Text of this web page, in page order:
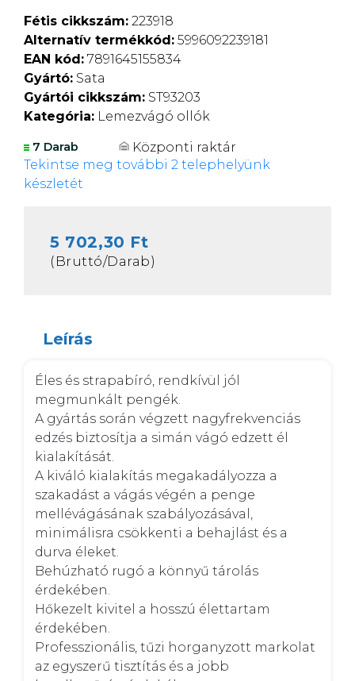
Fétis cikkszám: 223918
Alternatív termékkód: 5996092239181
EAN kód: 7891645155834
Gyártó: Sata
Gyártói cikkszám: ST93203
Kategória: Lemezvágó ollók
7 Darab
Központi raktár
Tekintse meg további 2 telephelyünk
készletét
5 702,30 Ft
(Bruttó/Darab)
Leírás
Éles és strapabíró, rendkívül jól
megmunkált pengék.
A gyártás során végzett nagyfrekvenciás
edzés biztosítja a simán vágó edzett él
kialakítását.
A kiváló kialakítás megakadályozza a
szakadást a vágás végén a penge
mellévágásának szabályozásával,
minimálisra csökkenti a behajlást és a
durva éleket.
Behúzható rugó a könnyű tárolás
érdekében.
Hőkezelt kivitel a hosszú élettartam
érdekében.
Professzionális, tűzi horganyzott markolat
az egyszerű tisztítás és a jobb